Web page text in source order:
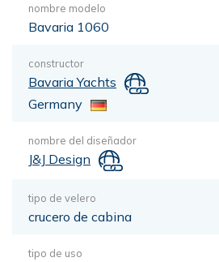
nombre modelo
Bavaria 1060
constructor
Bavaria Yachts
Germany
nombre del diseñador
J&J Design
tipo de velero
crucero de cabina
tipo de uso